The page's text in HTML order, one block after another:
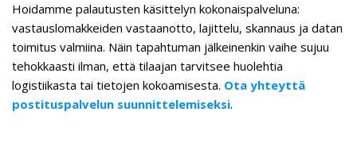
Hoidamme palautusten käsittelyn kokonaispalveluna:
vastauslomakkeiden vastaanotto, lajittelu, skannaus ja datan
toimitus valmiina. Näin tapahtuman jälkeinenkin vaihe sujuu
tehokkaasti ilman, että tilaajan tarvitsee huolehtia
logistiikasta tai tietojen kokoamisesta. Ota yhteyttä
postituspalvelun suunnittelemiseksi.